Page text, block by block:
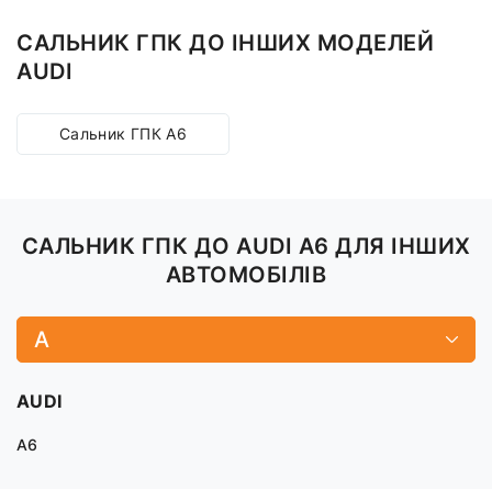
САЛЬНИК ГПК ДО ІНШИХ МОДЕЛЕЙ
AUDI
Сальник ГПК A6
САЛЬНИК ГПК ДО AUDI A6 ДЛЯ ІНШИХ
АВТОМОБІЛІВ
A
AUDI
A6